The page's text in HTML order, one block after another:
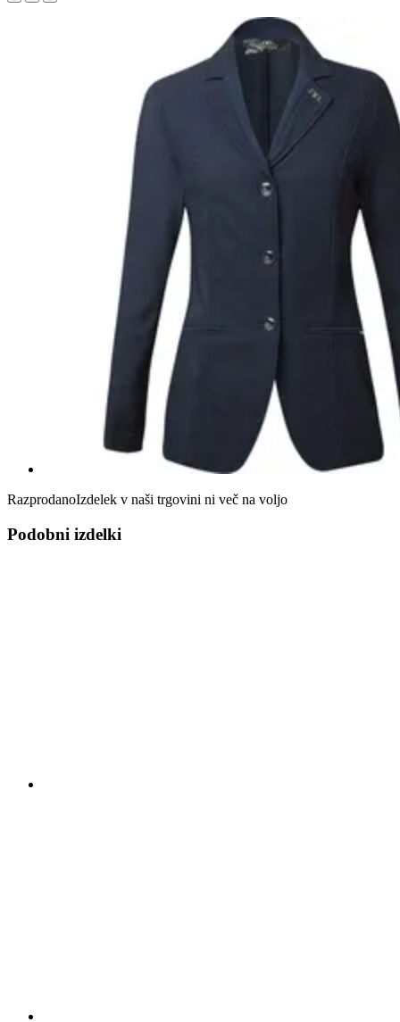
RazprodanoIzdelek v naši trgovini ni več na voljo
Podobni izdelki